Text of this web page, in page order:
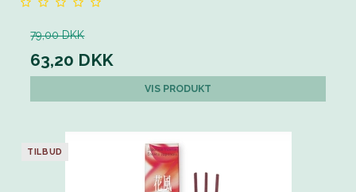
79,00 DKK
63,20 DKK
VIS PRODUKT
TILBUD